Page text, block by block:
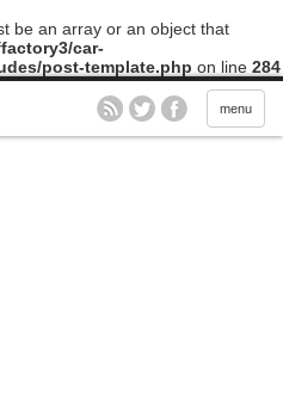
be an array or an object that
car-
post-template.php on line 284
menu